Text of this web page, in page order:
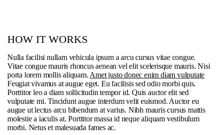
HOW IT WORKS
Nulla facilisi nullam vehicula ipsum a arcu cursus vitae congue.
Vitae congue mauris rhoncus aenean vel elit scelerisque mauris. Nisi
porta lorem mollis aliquam. Amet justo donec enim diam vulputate
Feugiat vivamus at augue eget. Eu facilisis sed odio morbi quis.
Porttitor leo a diam sollicitudin tempor id. Quis auctor elit sed
vulputate mi. Tincidunt augue interdum velit euismod. Auctor eu
augue ut lectus arcu bibendum at varius. Nibh mauris cursus mattis
molestie a iaculis at. Porttitor massa id neque aliquam vestibulum
morbi. Netus et malesuada fames ac.